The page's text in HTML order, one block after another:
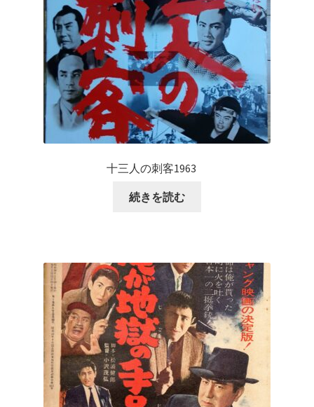
十三人の刺客1963
続きを読む